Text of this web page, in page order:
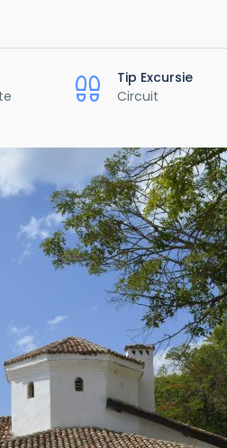
Tip Excursie
Circuit